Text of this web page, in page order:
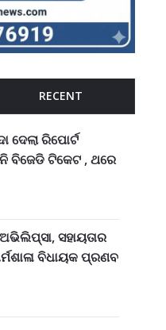
RECENT
ଦେଲା ରିପୋର୍ଟ
ବିଜେଡି ଟିକେଟ , ଥରେ
ସହାୟତାର
ବିଧାୟକ ପ୍ରଣବ